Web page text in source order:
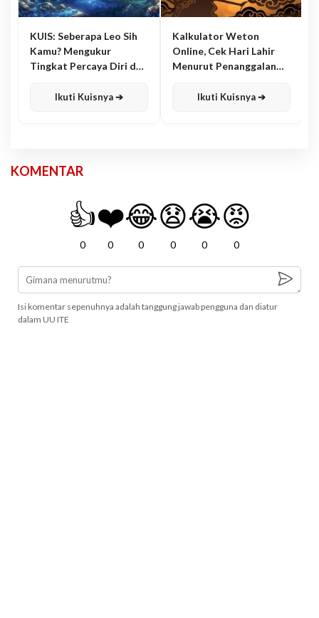
KUIS: Seberapa Leo Sih
Kamu? Mengukur
Tingkat Percaya Diri dan
Ikuti Kuisnya ➔
Kalkulator Weton
Online, Cek Hari Lahir
Menurut Penanggalan
Ikuti Kuisnya ➔
KOMENTAR
👍
0
❤️
0
😂
0
😧
0
😭
0
😡
0
Isi komentar sepenuhnya adalah tanggung jawab pengguna dan diatur
dalam UU ITE